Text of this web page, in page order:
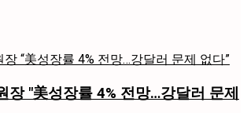
장 "美성장률 4% 전망…강달러 문제